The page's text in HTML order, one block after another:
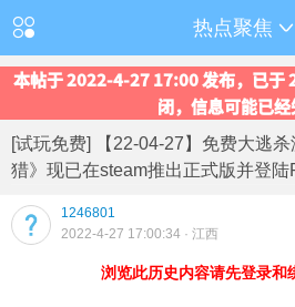
热点聚焦
本帖于 2022-4-27 17:00 发布，已
闭，信息可能已经
[试玩免费] 【22-04-27】免费大逃
猎》现已在steam推出正式版并登陆
1246801
2022-4-27 17:00:34 · 江西
浏览此历史内容请先登录和